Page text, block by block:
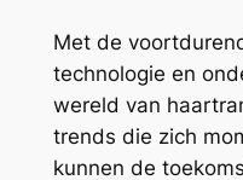
Met de
technologie en
wereld van
trends die zich
kunnen de